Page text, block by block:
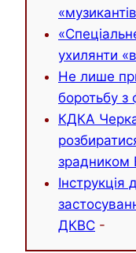
ухилянти
Не лише
боротьбу з
КДКА
зрадником
ДКВС -